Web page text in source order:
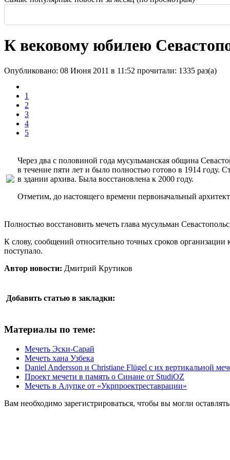
К вековому юбилею
Опубликовано: 08 Июня 2011 в 11:52 прочитали: 1335 раз(а)
1
2
3
4
5
Через два с половиной года мусульманская община
в течение пяти лет и было полностью готово в 1914 году.
в здании архива. Была восстановлена к 2000 году.
Отметим, до настоящего времени первоначальный
Полностью восстановить мечеть глава мусульман
К слову, сообщений относительно точных сроков организации
поступало.
Автор новости: Дмитрий Крутиков
Добавить статью в закладки:
Материалы по теме:
Мечеть Эски-Сарай
Мечеть хана Узбека
Daniel Andersson и Christiane Flügel с их вертикальной
Проект мечети в память о Синане от StudiOZ
Мечеть в Алупке от «Укрпроектреставрации»
Вам необходимо зарегистрироваться, чтобы вы могли